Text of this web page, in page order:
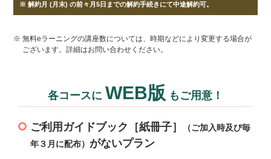
※ 解約月 (月末) の前々月5日までの解約手続きにて中途解約可。
※ 無料eラーニングの講座数については、時期などにより変更する場合が
ございます。詳細はお問い合わせください。
各コースに WEB版 もご用意！
ご利用ガイドブック［紙冊子］
（ご加入時及び毎
年３月に配布） がないプラン